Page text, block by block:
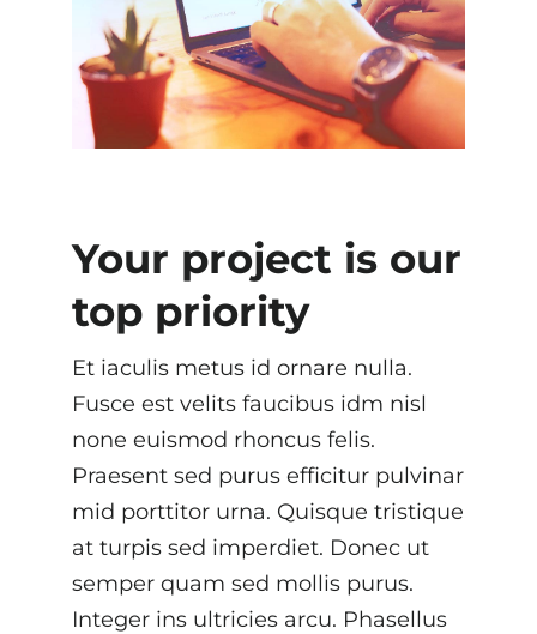
Your project is our
top priority
Et iaculis metus id ornare nulla.
Fusce est velits faucibus idm nisl
none euismod rhoncus felis.
Praesent sed purus efficitur pulvinar
mid porttitor urna. Quisque tristique
at turpis sed imperdiet. Donec ut
semper quam sed mollis purus.
Integer ins ultricies arcu. Phasellus